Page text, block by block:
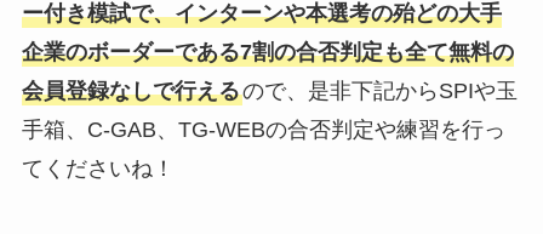
ー付き模試で、インターンや本選考の殆どの大手
企業のボーダーである7割の合否判定も全て無料の
会員登録なしで行えるので、是非下記からSPIや玉
手箱、C-GAB、TG-WEBの合否判定や練習を行っ
てくださいね！